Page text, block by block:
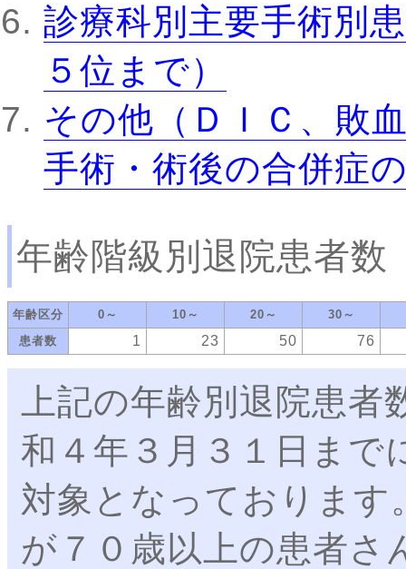
診療科別主要手術別
５位まで）
その他（ＤＩＣ、敗
手術・術後の合併症
年齢階級別退院患者数
年齢区分 0～ 10～ 20～ 30～
患者数
1 23 50 76
上記の年齢別退院患
和４年３月３１日まで
対象となっております
が７０歳以上の患者さ